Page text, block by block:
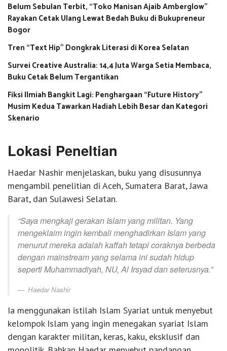
Belum Sebulan Terbit, “Toko Manisan Ajaib Amberglow”
Rayakan Cetak Ulang Lewat Bedah Buku di Bukupreneur
Bogor
Tren “Text Hip” Dongkrak Literasi di Korea Selatan
Survei Creative Australia: 14,4 Juta Warga Setia Membaca,
Buku Cetak Belum Tergantikan
Fiksi Ilmiah Bangkit Lagi: Penghargaan “Future History”
Musim Kedua Tawarkan Hadiah Lebih Besar dan Kategori
Skenario
Lokasi Peneltian
Haedar Nashir menjelaskan, buku yang disusunnya
mengambil penelitian di Aceh, Sumatera Barat, Jawa
Barat, dan Sulawesi Selatan.
“Saya mengkaji gerakan Islam yang militan. Yang
mengeklaim ingin kembali menghadirkan Islam yang
menurut mereka adalah kaffah tetapi coraknya berbeda
denganmainstream yang selama ini sudah hidup
seperti Muhammadiyah, NU, Al Irsyad dan seterusnya.”
Haedar Nashir
Ia menggunakan istilah Islam Syariat untuk menyebut
kelompok Islam yang ingin menegakan syariat Islam
dengan karakter militan, keras, kaku, eksklusif dan